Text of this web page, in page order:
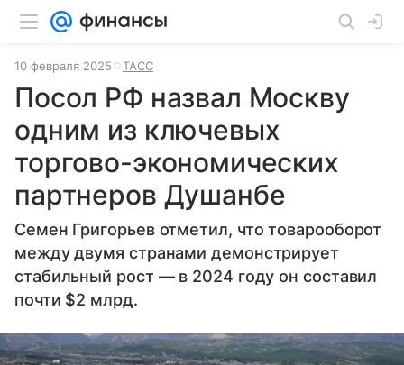
10 февраля 2025 ТАСС
Посол РФ назвал Москву
одним из ключевых
торгово-экономических
партнеров Душанбе
Семен Григорьев отметил, что товарооборот
между двумя странами демонстрирует
стабильный рост — в 2024 году он составил
почти $2 млрд.